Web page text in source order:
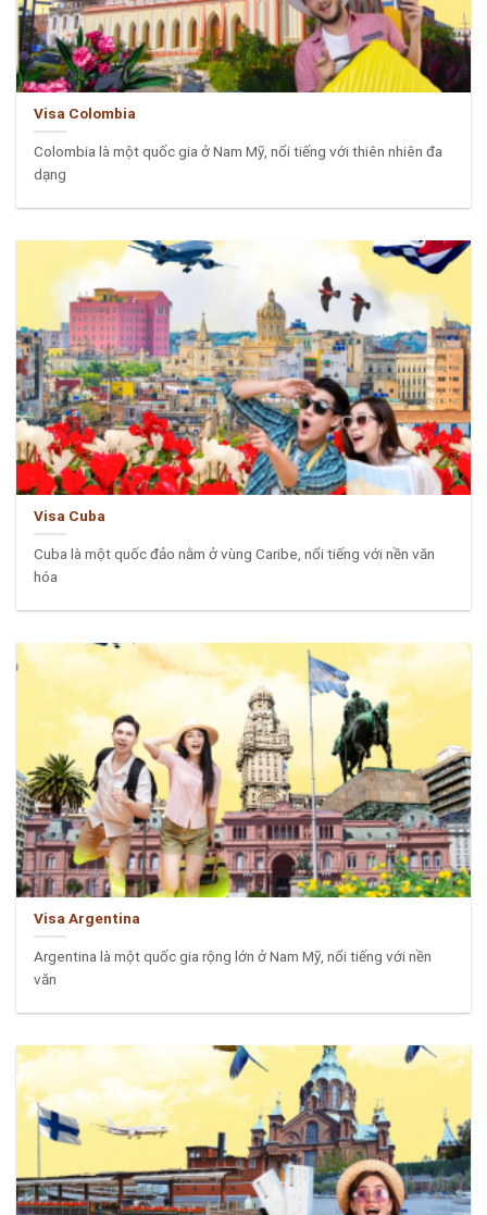
Visa Colombia
Colombia là một quốc gia ở Nam Mỹ, nổi tiếng với thiên nhiên đa
dạng
Visa Cuba
Cuba là một quốc đảo nằm ở vùng Caribe, nổi tiếng với nền văn
hóa
Visa Argentina
Argentina là một quốc gia rộng lớn ở Nam Mỹ, nổi tiếng với nền
văn